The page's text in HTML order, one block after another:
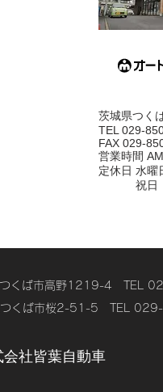
茨城県つく
TEL 029-
FAX 029-
営業時間
定休日 水曜
祝日
つくば市高野1219-4 TEL
つくば市桜2-51-5 TEL
社皆葉自動車